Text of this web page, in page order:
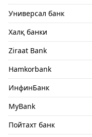
Универсал банк
Халқ банки
Ziraat Bank
Hamkorbank
ИнфинБанк
MyBank
Пойтахт банк